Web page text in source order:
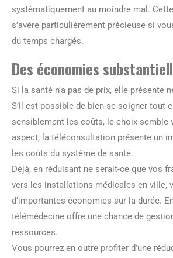
systématiquement au moindre mal.
s’avère particulièrement précieuse si
du temps chargés.
Des économies
Si la santé n’a pas de prix, elle présente
S’il est possible de bien se soigner tout
sensiblement les coûts, le choix semble
aspect, la téléconsultation présente un
les coûts du système de santé.
Déjà, en réduisant ne serait-ce que vos
vers les installations médicales en ville,
d’importantes économies sur la durée.
télémédecine offre une chance de
ressources.
Vous pourrez en outre profiter d’une